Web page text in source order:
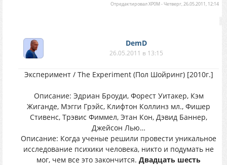
ОтредактировалXP0M-Четверг, 26.05.2011, 12:14
DemD
26.05.2011 в 13:15
Эксперимент / The Experiment (Пол Шойринг) [2010г.]
Описание: Эдриан Броуди, Форест Уитакер, Кэм
Жиганде, Мэгги Грэйс, Клифтон Коллинз мл., Фишер
Стивенс, Трэвис Фиммел, Этан Кон, Дэвид Баннер,
Джейсон Лью…
Описание: Когда ученые решили провести уникальное
исследование психики человека, никто и подумать не
мог, чем все это закончится. Двадцать шесть